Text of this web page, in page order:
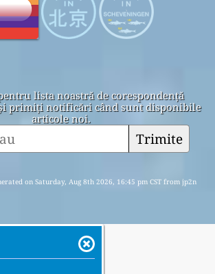
lista noastră de corespondență
primiți notificări când sunt disponibile
articole noi.
Trimite
on Saturday, Aug 8th 2026, 16:45 pm CST from jp2n